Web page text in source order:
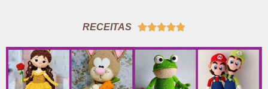
RECEITAS 